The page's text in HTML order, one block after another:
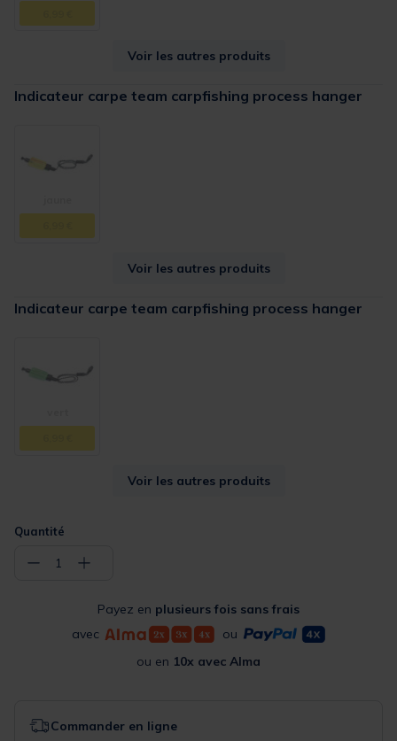
Voir les autres produits
Indicateur carpe team carpfishing process hanger
Voir les autres produits
Indicateur carpe team carpfishing process hanger
Voir les autres produits
Quantité
− 1 +
Payez en plusieurs fois sans frais
avec
ou
ou en 10x avec Alma
Commander en ligne